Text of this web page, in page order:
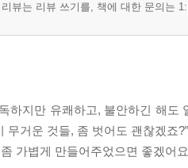
뷰는 리뷰 쓰기를, 책에 대한 문의는
하지만 유쾌하고, 불안하긴 해
무거운 것들, 좀 벗어도 괜찮겠죠
가볍게 만들어주었으면 좋겠어